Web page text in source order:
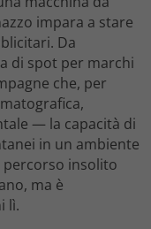
impara a stare
Da
di spot per marchi
che, per
— la capacità di
in un ambiente
percorso insolito
ma è
lì.